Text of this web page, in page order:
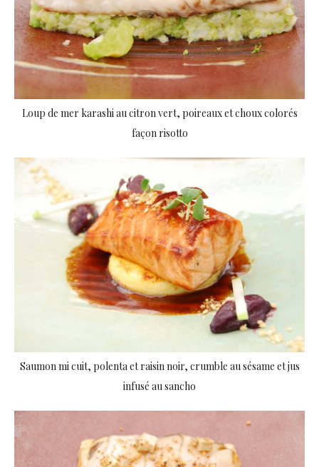
Loup de mer karashi au citron vert, poireaux et choux colorés
façon risotto
Saumon mi cuit, polenta et raisin noir, crumble au sésame et jus
infusé au sancho